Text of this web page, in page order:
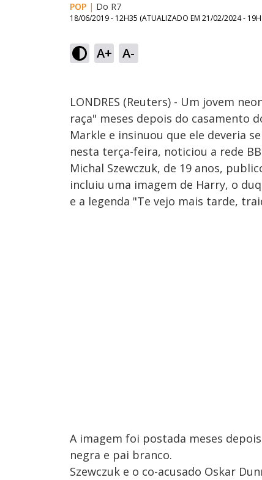
POP | Do R7
18/06/2019 - 12H35 (ATUALIZADO EM 21/02/2024 -
A+ A-
LONDRES (Reuters) - Um jovem
raça" meses depois do casamento
Markle e insinuou que ele deveria
nesta terça-feira, noticiou a rede
Michal Szewczuk, de 19 anos,
incluiu uma imagem de Harry, o
e a legenda "Te vejo mais tarde,
A imagem foi postada meses
negra e pai branco.
Szewczuk e o co-acusado Oskar